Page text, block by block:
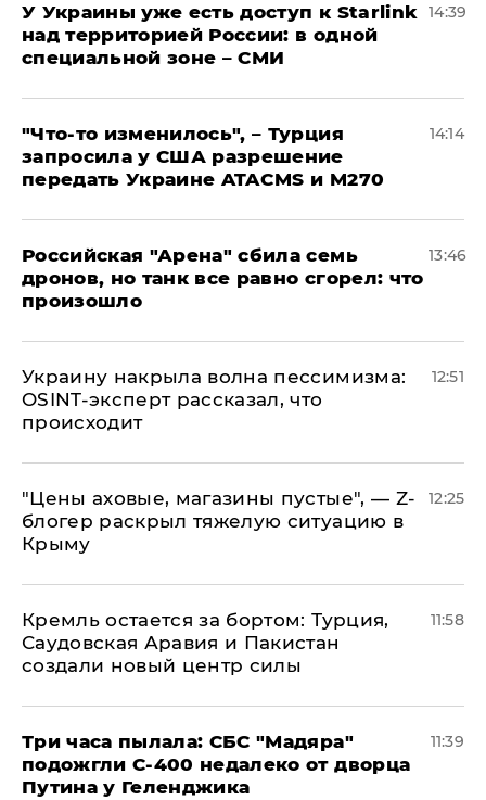
У Украины уже есть доступ к Starlink
над территорией России: в одной
специальной зоне – СМИ
14:39
​"Что-то изменилось", – Турция
запросила у США разрешение
передать Украине ATACMS и M270
14:14
​Российская "Арена" сбила семь
дронов, но танк все равно сгорел: что
произошло
13:46
​Украину накрыла волна пессимизма:
OSINT-эксперт рассказал, что
происходит
12:51
​"Цены аховые, магазины пустые", — Z-
блогер раскрыл тяжелую ситуацию в
Крыму
12:25
​Кремль остается за бортом: Турция,
Саудовская Аравия и Пакистан
создали новый центр силы
11:58
Три часа пылала: СБС "Мадяра"
подожгли С-400 недалеко от дворца
Путина у Геленджика
11:39